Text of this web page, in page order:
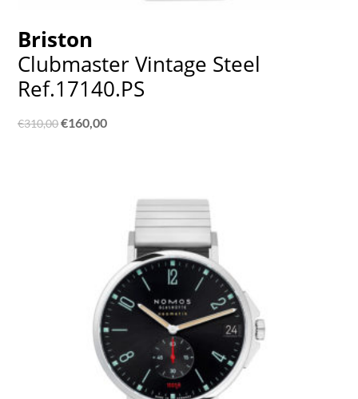
Briston
Clubmaster Vintage Steel
Ref.17140.PS
€310,00Ursprünglicher
€160,00Aktueller